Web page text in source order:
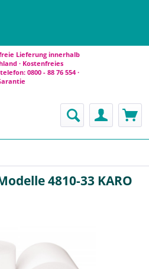
Lieferung innerhalb
· Kostenfreies
0800 - 88 76 554 ·
4810-33 KARO